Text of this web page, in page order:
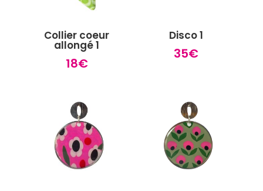
Collier coeur
allongé 1
18€
Disco 1
35€